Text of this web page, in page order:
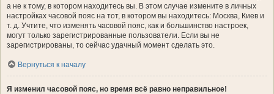
а не к тому, в котором находитесь вы. В этом случае измените в личных
настройках часовой пояс на тот, в котором вы находитесь: Москва, Киев и
т. д. Учтите, что изменять часовой пояс, как и большинство настроек,
могут только зарегистрированные пользователи. Если вы не
зарегистрированы, то сейчас удачный момент сделать это.
Вернуться к началу
Я изменил часовой пояс, но время всё равно неправильное!